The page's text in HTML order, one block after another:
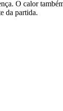
O calor
da partida.